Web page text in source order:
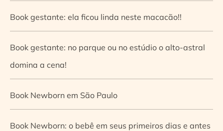
Book gestante: ela ficou linda neste macacão!!
Book gestante: no parque ou no estúdio o alto-astral
domina a cena!
Book Newborn em São Paulo
Book Newborn: o bebê em seus primeiros dias e antes